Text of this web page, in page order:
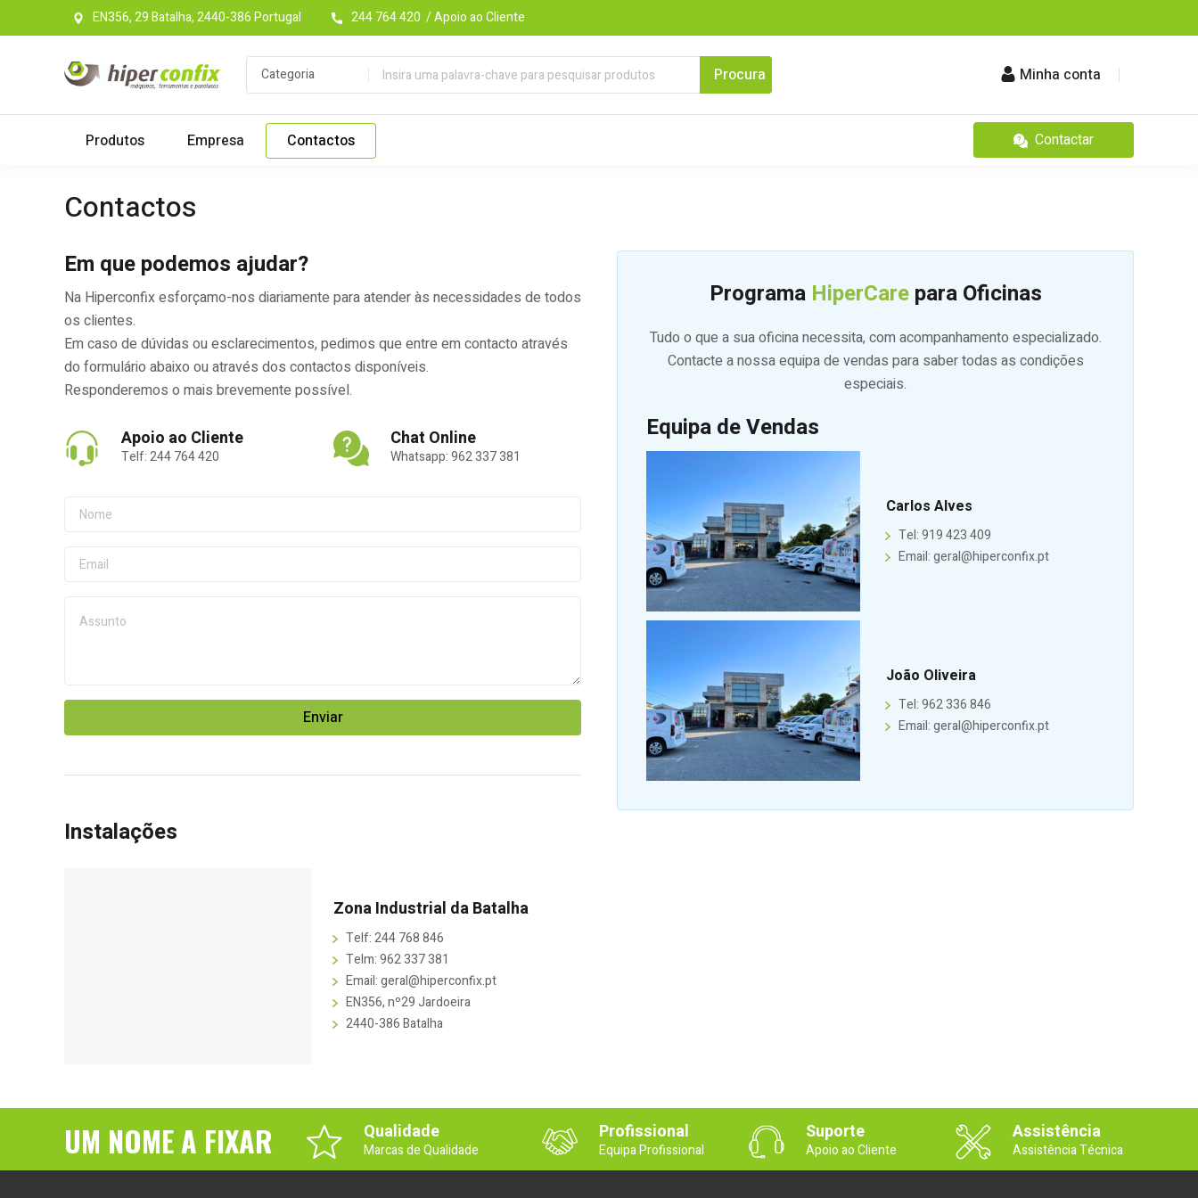
EN356, 29 Batalha, 2440-386 Portugal 244 764 420 / Apoio ao Cliente
Minha conta
Produtos Empresa Contactos Contactar
Contactos
Em que podemos ajudar?
Na Hiperconfix esforçamo-nos diariamente para atender às necessidades de todos
os clientes.
Em caso de dúvidas ou esclarecimentos, pedimos que entre em contacto através
do formulário abaixo ou através dos contactos disponíveis.
Responderemos o mais brevemente possível.
Apoio ao Cliente
Telf: 244 764 420
Chat Online
Whatsapp: 962 337 381
Instalações
Zona Industrial da Batalha
Telf: 244 768 846
Telm: 962 337 381
Email: geral@hiperconfix.pt
EN356, nº29 Jardoeira
2440-386 Batalha
Programa HiperCarepara Oficinas
Tudo o que a sua oficina necessita, com acompanhamento especializado.
Contacte a nossa equipa de vendas para saber todas as condições
especiais.
Equipa de Vendas
Carlos Alves
Tel: 919 423 409
Email: geral@hiperconfix.pt
João Oliveira
Tel: 962 336 846
Email: geral@hiperconfix.pt
UM NOME A FIXAR Qualidade
Marcas de Qualidade
Profissional
Equipa Profissional
Suporte
Apoio ao Cliente
Assistência
Assistência Técnica